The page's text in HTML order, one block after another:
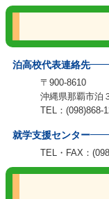
泊高校代表連絡先
〒900-8610
沖縄県那覇市泊
TEL：(098)868-
就学支援センター
TEL・FAX：